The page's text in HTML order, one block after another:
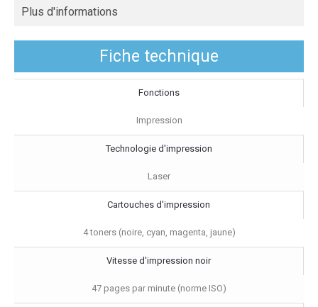
Plus d'informations
Fiche technique
Fonctions
Impression
Technologie d'impression
Laser
Cartouches d'impression
4 toners (noire, cyan, magenta, jaune)
Vitesse d'impression noir
47 pages par minute (norme ISO)